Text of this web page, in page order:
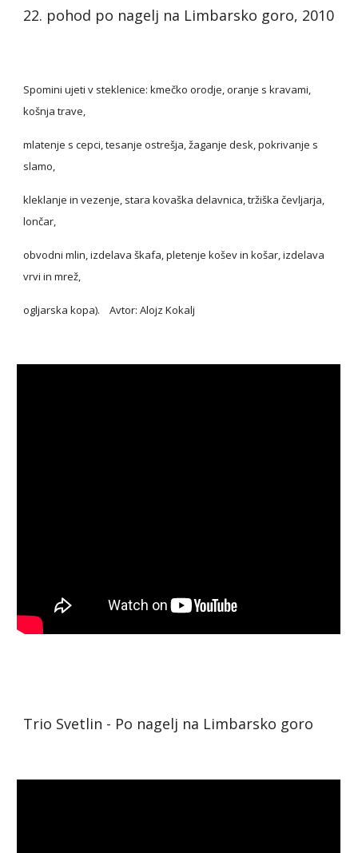
22. pohod po nagelj na Limbarsko goro, 2010
Spomini ujeti v steklenice: kmečko orodje, oranje s kravami,
košnja trave,
mlatenje s cepci, tesanje ostrešja, žaganje desk, pokrivanje s
slamo,
kleklanje in vezenje, stara kovaška delavnica, tržiška čevljarja,
lončar,
obvodni mlin, izdelava škafa, pletenje košev in košar, izdelava
vrvi in mrež,
ogljarska kopa).    Avtor: Alojz Kokalj
Trio Svetlin - Po nagelj na Limbarsko goro